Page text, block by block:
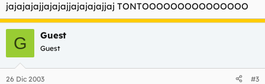
jajajajajjajajajjajajajajjaj TONTOOOOOOOOOOOOOOO
G Guest
Guest
26 Dic 2003 #3